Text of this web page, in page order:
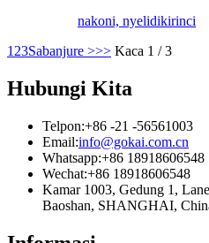
nakoni, nyelidikirinci
1 23Sabanjure >>> Kaca 1 / 3
Hubungi Kita
Telpon:+86 -21 -56561003
Email:info@gokai.com.cn
Whatsapp:+86 18918606548
Wechat:+86 18918606548
Kamar 1003, Gedung 1,
Baoshan, SHANGHAI,